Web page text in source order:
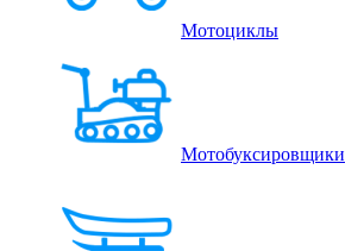
Мотоциклы
Мотобуксировщики